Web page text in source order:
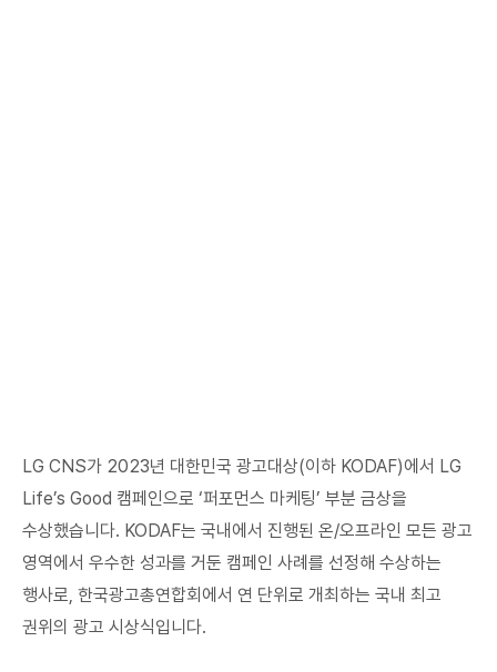
LG CNS가 2023년 대한민국 광고대상(이하 KODAF)에서 LG
Life’s Good 캠페인으로 ‘퍼포먼스 마케팅’ 부분 금상을
수상했습니다. KODAF는 국내에서 진행된 온/오프라인 모든 광고
영역에서 우수한 성과를 거둔 캠페인 사례를 선정해 수상하는
행사로, 한국광고총연합회에서 연 단위로 개최하는 국내 최고
권위의 광고 시상식입니다.